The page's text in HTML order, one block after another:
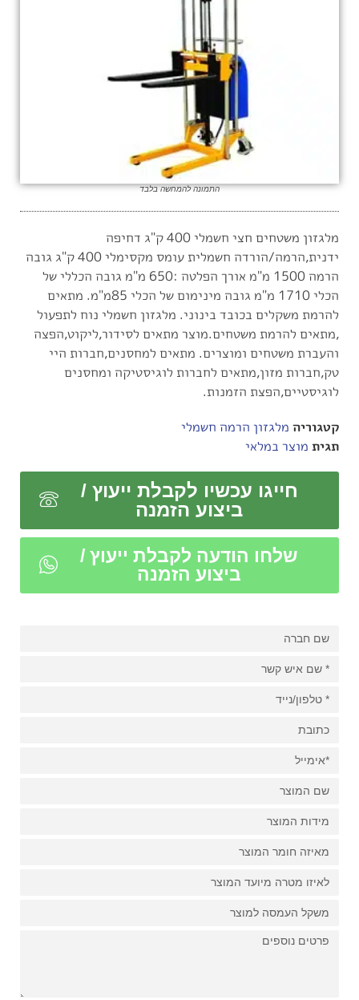
התמונה להמחשה בלבד
מלגזון משטחים חצי חשמלי 400 ק"ג דחיפה
ידנית,הרמה/הורדה חשמלית עומס מקסימלי 400 ק"ג גובה
הרמה 1500 מ"מ אורך הפלטה :650 מ"מ גובה הכללי של
הכלי 1710 מ"מ גובה מינימום של הכלי 85מ"מ. מתאים
להרמת משקלים בכובד בינוני. מלגזון חשמלי נוח לתפעול
,מתאים להרמת משטחים.מוצר מתאים לסידור,ליקוט,הפצה
והעברת משטחים ומוצרים. מתאים למחסנים,חברות היי
טק,חברות מזון,מתאים לחברות לוגיסטיקה ומחסנים
לוגיסטיים,הפצת הזמנות.
קטגוריה מלגזון הרמה חשמלי
תגית מוצר במלאי
חייגו עכשיו לקבלת ייעוץ /
ביצוע הזמנה
שלחו הודעה לקבלת ייעוץ /
ביצוע הזמנה